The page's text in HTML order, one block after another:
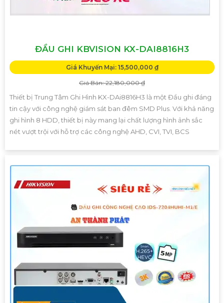
ĐẦU GHI KBVISION KX-DAI8816H3
Giá Khuyến Mại: 15,500,000 ₫
Giá Bán: 22,180,000 ₫
Thiết bị Trung Tâm Ghi Hình KX-DAi8816H3 là một Đầu ghi đáng
tin cậy với công nghệ giám sát ban đêm SMD Plus. Với khả năng
ghi hình 8 HDD, thiết bị này mang lại chất lượng hình ảnh sắc
nét vượt trội với hỗ trợ các công nghệ AHD, CVI, TVI, BCS